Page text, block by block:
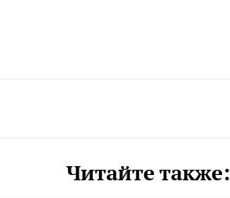
Читайте также: